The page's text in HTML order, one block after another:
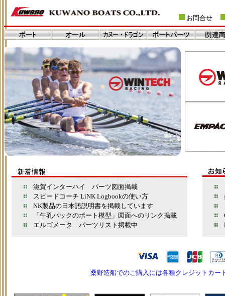
お問合せ
滋賀インターハイ パーツ図面掲載
スピードコーチ LiNK Logbookの使い方
NK製品の日本語説明書を掲載しています
「牛乳パックのボート模型」図面へのリンク掲載
エルゴメータ パーツリスト掲載中
桑野造船でのご購入には各種クレジットカー